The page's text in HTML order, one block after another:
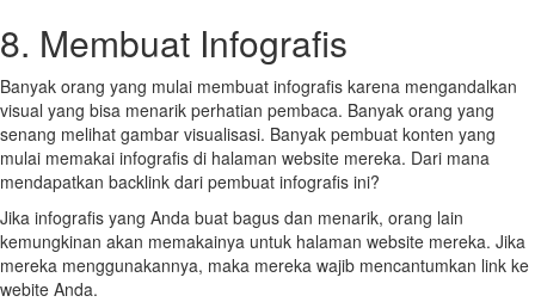
8. Membuat Infografis
Banyak orang yang mulai membuat infografis karena mengandalkan
visual yang bisa menarik perhatian pembaca. Banyak orang yang
senang melihat gambar visualisasi. Banyak pembuat konten yang
mulai memakai infografis di halaman website mereka. Dari mana
mendapatkan backlink dari pembuat infografis ini?
Jika infografis yang Anda buat bagus dan menarik, orang lain
kemungkinan akan memakainya untuk halaman website mereka. Jika
mereka menggunakannya, maka mereka wajib mencantumkan link ke
webite Anda.